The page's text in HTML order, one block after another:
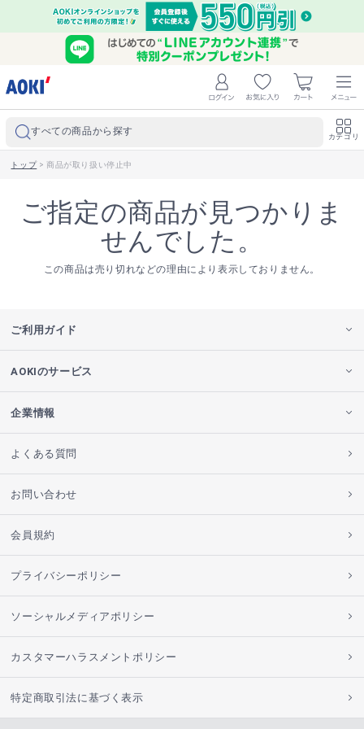
すべての商品から探す カテゴリ
トップ> 商品が取り扱い停止中
ご指定の商品が見つかりま
せんでした。
この商品は売り切れなどの理由により表示しておりません。
ご利用ガイド
AOKIのサービス
企業情報
よくある質問
お問い合わせ
会員規約
プライバシーポリシー
ソーシャルメディアポリシー
カスタマーハラスメントポリシー
特定商取引法に基づく表示